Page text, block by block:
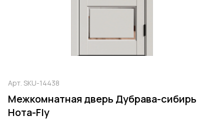
Арт. SKU-14438
Межкомнатная дверь Дубрава-сибирь
Нота-Fly